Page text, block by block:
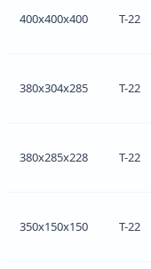
400x400x400 Т-22
380x304x285 Т-22
380x285x228 Т-22
350x150x150 Т-22